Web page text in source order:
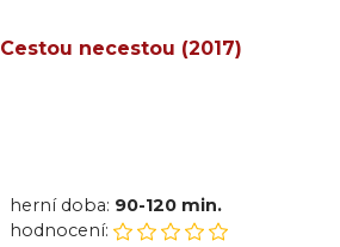
Cestou necestou (2017)
herní doba: 90-120 min.
hodnocení: